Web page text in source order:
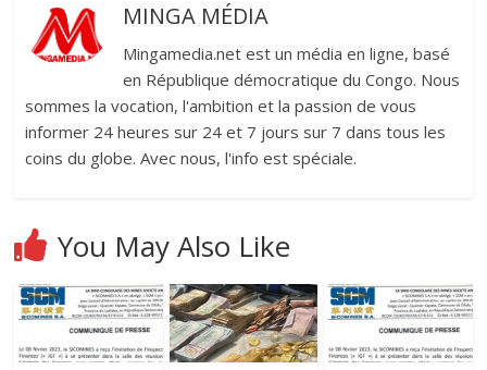
MINGA MÉDIA
Mingamedia.net est un média en ligne, basé
en République démocratique du Congo. Nous
sommes la vocation, l'ambition et la passion de vous
informer 24 heures sur 24 et 7 jours sur 7 dans tous les
coins du globe. Avec nous, l'info est spéciale.
You May Also Like